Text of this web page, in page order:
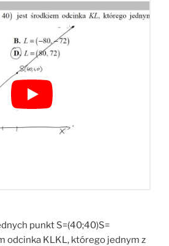
punkt S=(40;40)S=
odcinka KLKL, którego jednym z